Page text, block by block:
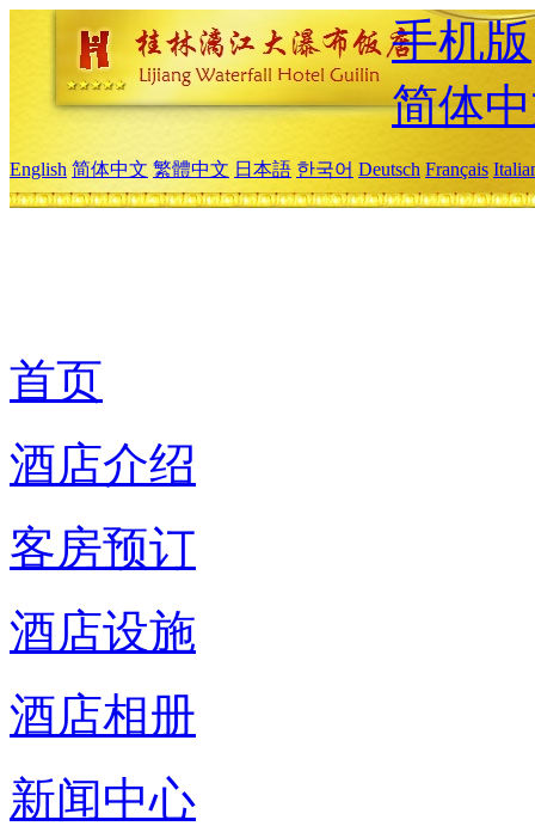
手机版
简体
English 简体中文 繁體中文 日本語 한국어 Deutsch Français
首页
酒店介绍
客房预订
酒店设施
酒店相册
新闻中心